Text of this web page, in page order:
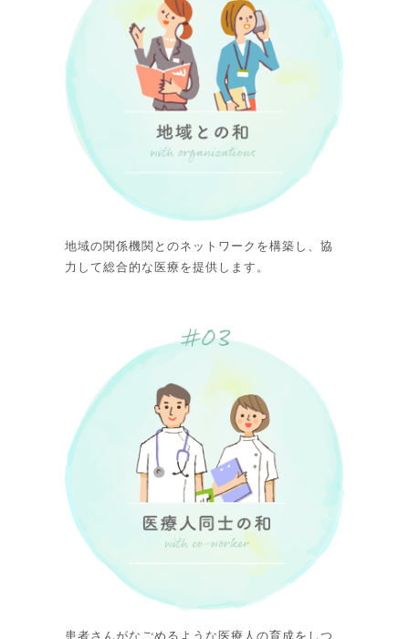
地域の関係機関とのネットワークを構築し、協
力して総合的な医療を提供します。
患者さんがなごめるような医療人の育成をしつ